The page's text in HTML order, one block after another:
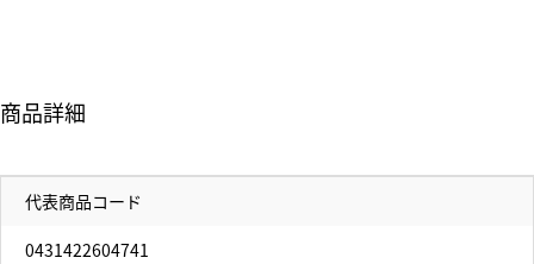
商品詳細
代表商品コード
0431422604741